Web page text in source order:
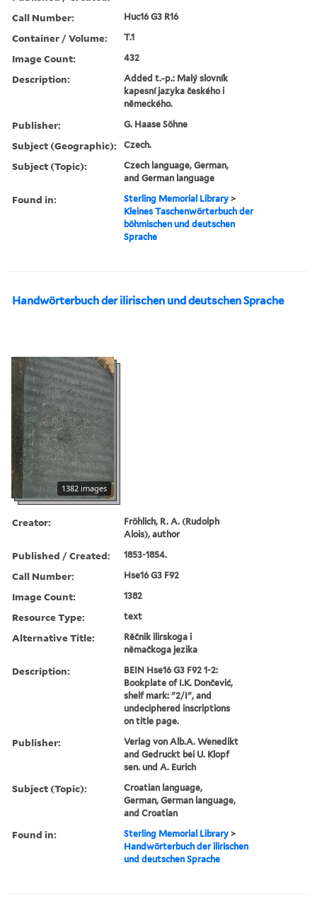
Call Number: Huc16 G3 R16
Container / Volume: T.1
Image Count: 432
Description:
Added t.-p.: Malý slovník
kapesní jazyka českého i
německého.
Publisher: G. Haase Söhne
Subject (Geographic): Czech.
Subject (Topic):
Czech language, German,
and German language
Found in: Sterling Memorial Library >
Kleines Taschenwörterbuch der
böhmischen und deutschen
Sprache
Handwörterbuch der ilirischen und deutschen Sprache
1382 images
Creator:
Fröhlich, R. A. (Rudolph
Alois), author
Published / Created: 1853-1854.
Call Number: Hse16 G3 F92
Image Count: 1382
Resource Type: text
Alternative Title:
Rěčnik ilirskoga i
němačkoga jezika
Description:
BEIN Hse16 G3 F92 1-2:
Bookplate of I.K. Dončević,
shelf mark: "2/I", and
undeciphered inscriptions
on title page.
Publisher:
Verlag von Alb.A. Wenedikt
and Gedruckt bei U. Klopf
sen. und A. Eurich
Subject (Topic):
Croatian language,
German, German language,
and Croatian
Found in: Sterling Memorial Library >
Handwörterbuch der ilirischen
und deutschen Sprache